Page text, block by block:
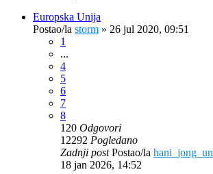
Europska Unija
Postao/la storm » 26 jul 2020, 09:51
1
...
4
5
6
7
8
120 Odgovori
12292 Pogledano
Zadnji postPostao/la hani_jong_un
18 jan 2026, 14:52